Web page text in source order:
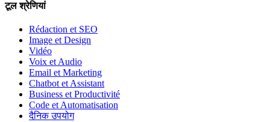
टूल श्रेणियां
Rédaction et SEO
Image et Design
Vidéo
Voix et Audio
Email et Marketing
Chatbot et Assistant
Business et Productivité
Code et Automatisation
दैनिक उपयोग